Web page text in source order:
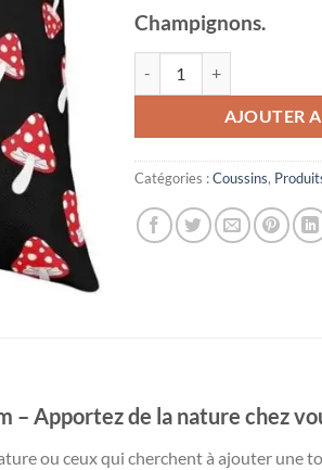
Champignons.
AJOUTER
Catégories :Coussins,
– Apportez de la nature chez
ou ceux qui cherchent à ajouter une